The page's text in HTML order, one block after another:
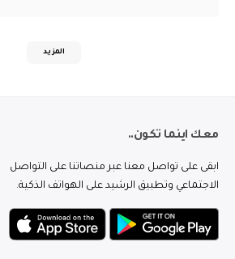
المزيد
معك اينما تكون..
ابقى على تواصل معنا عبر منصاتنا على التواصل
الاجتماعي وتطبيق الرشيد على الهواتف الذكية.